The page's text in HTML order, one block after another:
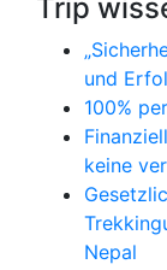
Trip
und
100%
keine
Nepal